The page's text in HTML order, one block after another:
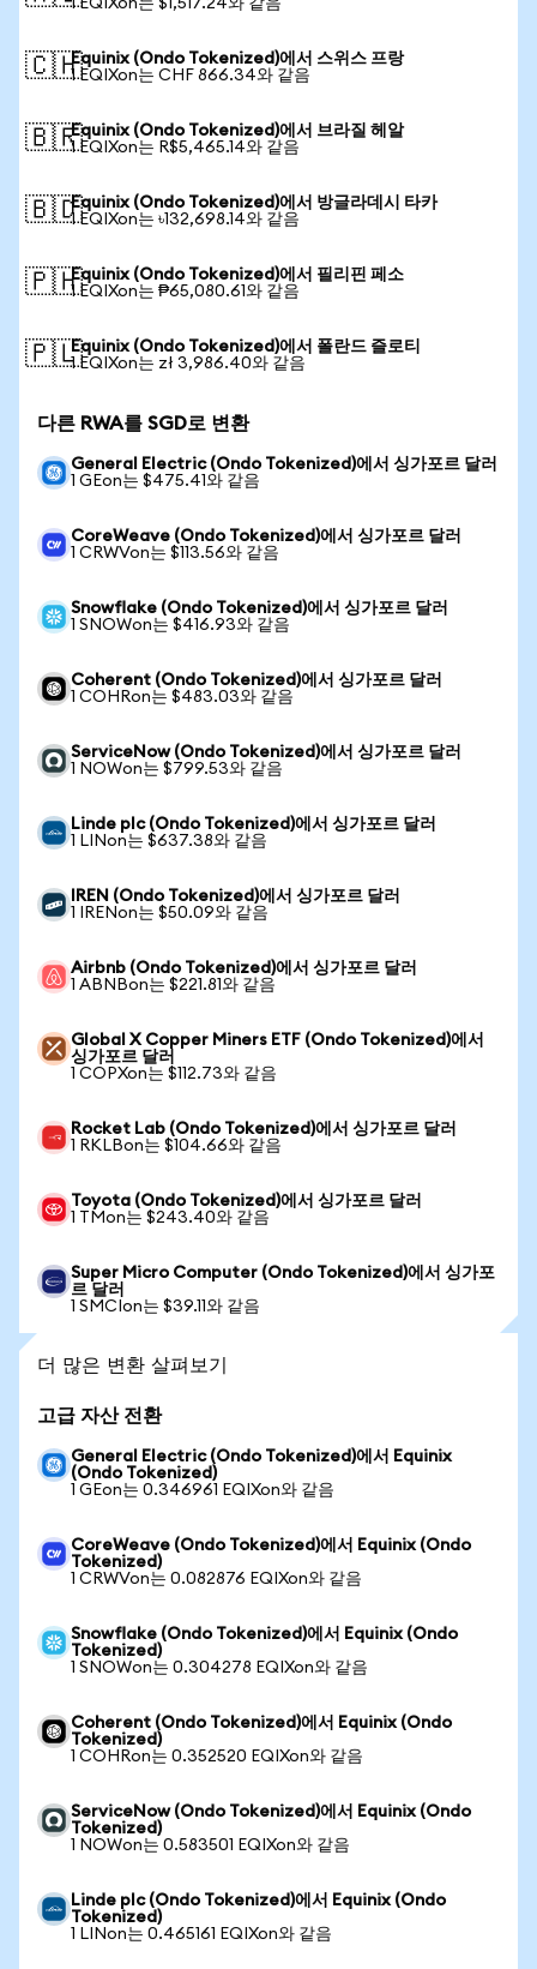
1 EQIXon는 $1,517.24와 같음
🇨🇭Equinix (Ondo Tokenized)에서 스위스 프랑
1 EQIXon는 CHF 866.34와 같음
🇧🇷Equinix (Ondo Tokenized)에서 브라질 헤알
1 EQIXon는 R$5,465.14와 같음
🇧🇩Equinix (Ondo Tokenized)에서 방글라데시 타카
1 EQIXon는 ৳132,698.14와 같음
🇵🇭Equinix (Ondo Tokenized)에서 필리핀 페소
1 EQIXon는 ₱65,080.61와 같음
🇵🇱Equinix (Ondo Tokenized)에서 폴란드 즐로티
1 EQIXon는 zł 3,986.40와 같음
다른 RWA를 SGD로 변환
General Electric (Ondo Tokenized)에서 싱가포르 달러
1 GEon는 $475.41와 같음
CoreWeave (Ondo Tokenized)에서 싱가포르 달러
1 CRWVon는 $113.56와 같음
Snowflake (Ondo Tokenized)에서 싱가포르 달러
1 SNOWon는 $416.93와 같음
Coherent (Ondo Tokenized)에서 싱가포르 달러
1 COHRon는 $483.03와 같음
ServiceNow (Ondo Tokenized)에서 싱가포르 달러
1 NOWon는 $799.53와 같음
Linde plc (Ondo Tokenized)에서 싱가포르 달러
1 LINon는 $637.38와 같음
IREN (Ondo Tokenized)에서 싱가포르 달러
1 IRENon는 $50.09와 같음
Airbnb (Ondo Tokenized)에서 싱가포르 달러
1 ABNBon는 $221.81와 같음
Global X Copper Miners ETF (Ondo Tokenized)에서
싱가포르 달러
1 COPXon는 $112.73와 같음
Rocket Lab (Ondo Tokenized)에서 싱가포르 달러
1 RKLBon는 $104.66와 같음
Toyota (Ondo Tokenized)에서 싱가포르 달러
1 TMon는 $243.40와 같음
Super Micro Computer (Ondo Tokenized)에서 싱가포
르 달러
1 SMCIon는 $39.11와 같음
더 많은 변환 살펴보기
고급 자산 전환
General Electric (Ondo Tokenized)에서 Equinix
(Ondo Tokenized)
1 GEon는 0.346961 EQIXon와 같음
CoreWeave (Ondo Tokenized)에서 Equinix (Ondo
Tokenized)
1 CRWVon는 0.082876 EQIXon와 같음
Snowflake (Ondo Tokenized)에서 Equinix (Ondo
Tokenized)
1 SNOWon는 0.304278 EQIXon와 같음
Coherent (Ondo Tokenized)에서 Equinix (Ondo
Tokenized)
1 COHRon는 0.352520 EQIXon와 같음
ServiceNow (Ondo Tokenized)에서 Equinix (Ondo
Tokenized)
1 NOWon는 0.583501 EQIXon와 같음
Linde plc (Ondo Tokenized)에서 Equinix (Ondo
Tokenized)
1 LINon는 0.465161 EQIXon와 같음